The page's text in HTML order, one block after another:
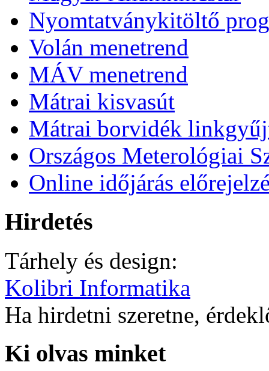
Nyomtatványkitöltő
Volán menetrend
MÁV menetrend
Mátrai kisvasút
Mátrai borvidék
Országos Meterológiai
Online időjárás
Hirdetés
Tárhely és design:
Kolibri Informatika
Ha hirdetni szeretne,
Ki olvas minket